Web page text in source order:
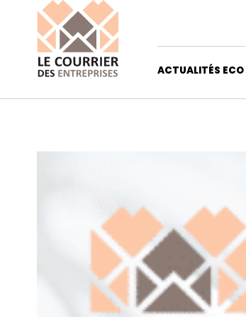
ACTUALITÉS ECO